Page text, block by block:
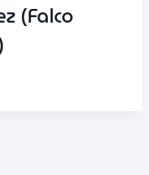
(Falco